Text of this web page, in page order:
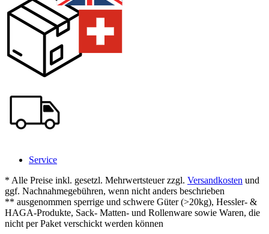
Service
* Alle Preise inkl. gesetzl. Mehrwertsteuer zzgl. Versandkosten und
ggf. Nachnahmegebühren, wenn nicht anders beschrieben
** ausgenommen sperrige und schwere Güter (>20kg), Hessler- &
HAGA-Produkte, Sack- Matten- und Rollenware sowie Waren, die
nicht per Paket verschickt werden können